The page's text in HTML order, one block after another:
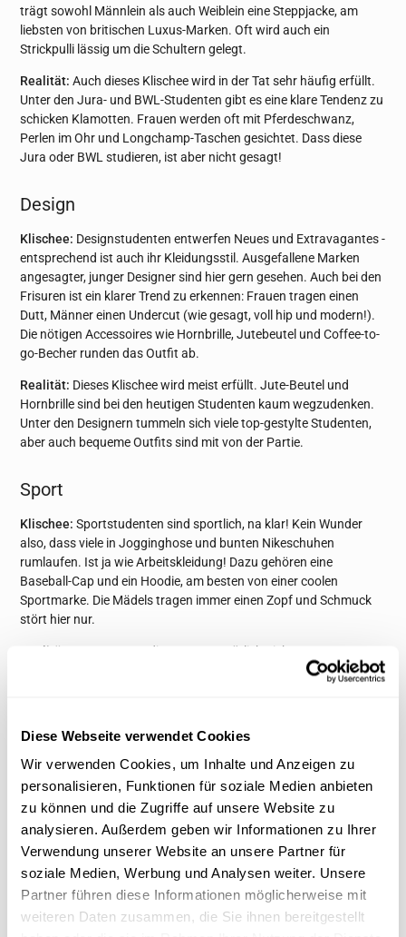
Diese Webseite verwendet Cookies
Wir verwenden Cookies, um Inhalte und Anzeigen zu
personalisieren, Funktionen für soziale Medien anbieten
zu können und die Zugriffe auf unsere Website zu
analysieren. Außerdem geben wir Informationen zu Ihrer
Verwendung unserer Website an unsere Partner für
soziale Medien, Werbung und Analysen weiter. Unsere
Partner führen diese Informationen möglicherweise mit
weiteren Daten zusammen, die Sie ihnen bereitgestellt
trägt sowohl Männlein als auch Weiblein eine Steppjacke, am
liebsten von britischen Luxus-Marken. Oft wird auch ein
Strickpulli lässig um die Schultern gelegt.
Realität: Auch dieses Klischee wird in der Tat sehr häufig erfüllt.
Unter den Jura- und BWL-Studenten gibt es eine klare Tendenz zu
schicken Klamotten. Frauen werden oft mit Pferdeschwanz,
Perlen im Ohr und Longchamp-Taschen gesichtet. Dass diese
Jura oder BWL studieren, ist aber nicht gesagt!
Design
Klischee: Designstudenten entwerfen Neues und Extravagantes -
entsprechend ist auch ihr Kleidungsstil. Ausgefallene Marken
angesagter, junger Designer sind hier gern gesehen. Auch bei den
Frisuren ist ein klarer Trend zu erkennen: Frauen tragen einen
Dutt, Männer einen Undercut (wie gesagt, voll hip und modern!).
Die nötigen Ac­ces­soires wie Hornbrille, Jutebeutel und Coffee-to-
go-Becher runden das Outfit ab.
Realität: Dieses Klischee wird meist erfüllt. Jute-Beutel und
Hornbrille sind bei den heutigen Studenten kaum wegzudenken.
Unter den Designern tummeln sich viele top-gestylte Studenten,
aber auch bequeme Outfits sind mit von der Partie.
Sport
Klischee: Sportstudenten sind sportlich, na klar! Kein Wunder
also, dass viele in Jogginghose und bunten Nikeschuhen
rumlaufen. Ist ja wie Arbeitskleidung! Dazu gehören eine
Baseball-Cap und ein Hoodie, am besten von einer coolen
Sportmarke. Die Mädels tragen immer einen Zopf und Schmuck
stört hier nur.
Realität:
Wer Sport studiert, muss natürlich nicht von morgens
bis abends trainieren. Es gibt auch Vorlesungen, in denen man
wie jeder andere Student zuhören und mitschreiben muss.
und sogar Ohrringe werden hier öfters mal gesichtet.
Pädagogik und Soziales
Klischee:Sozialpädagogen kämpfen für den Weltfrieden und
haben keine Zeit für Mode. Deshalb gilt: Die Kleidung muss weit
und flattrig sein! Da eignen sich bunte „Aladin-Hosen“ aus
Baumwolle natürlich am besten. Die Füße werden mit
Birkenstocksandalen bekleidet. Studenten dieser Spezies haben
alle lange Haare - egal ob Jungs oder Mädels - oder eine